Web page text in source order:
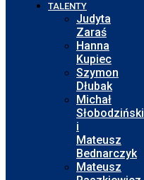
TALENTY
Judyta
Zaraś
Hanna
Kupiec
Szymon
Dłubak
Michał
Słobodziński
i
Mateusz
Bednarczyk
Mateusz